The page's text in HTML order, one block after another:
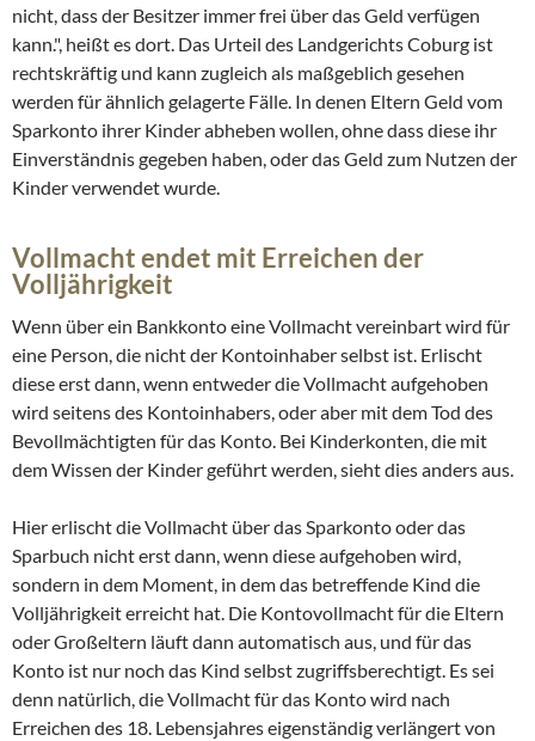
nicht, dass der Besitzer immer frei über das Geld verfügen
kann.", heißt es dort. Das Urteil des Landgerichts Coburg ist
rechtskräftig und kann zugleich als maßgeblich gesehen
werden für ähnlich gelagerte Fälle. In denen Eltern Geld vom
Sparkonto ihrer Kinder abheben wollen, ohne dass diese ihr
Einverständnis gegeben haben, oder das Geld zum Nutzen der
Kinder verwendet wurde.
Vollmacht endet mit Erreichen der
Volljährigkeit
Wenn über ein Bankkonto eine Vollmacht vereinbart wird für
eine Person, die nicht der Kontoinhaber selbst ist. Erlischt
diese erst dann, wenn entweder die Vollmacht aufgehoben
wird seitens des Kontoinhabers, oder aber mit dem Tod des
Bevollmächtigten für das Konto. Bei Kinderkonten, die mit
dem Wissen der Kinder geführt werden, sieht dies anders aus.
Hier erlischt die Vollmacht über das Sparkonto oder das
Sparbuch nicht erst dann, wenn diese aufgehoben wird,
sondern in dem Moment, in dem das betreffende Kind die
Volljährigkeit erreicht hat. Die Kontovollmacht für die Eltern
oder Großeltern läuft dann automatisch aus, und für das
Konto ist nur noch das Kind selbst zugriffsberechtigt. Es sei
denn natürlich, die Vollmacht für das Konto wird nach
Erreichen des 18. Lebensjahres eigenständig verlängert von